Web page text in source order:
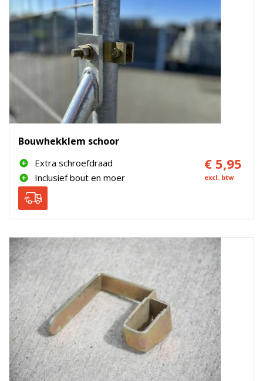
Bouwhekklem schoor
€ 5,95
excl. btw
Extra schroefdraad
Inclusief bout en moer